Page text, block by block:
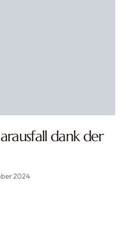
dank der
2024